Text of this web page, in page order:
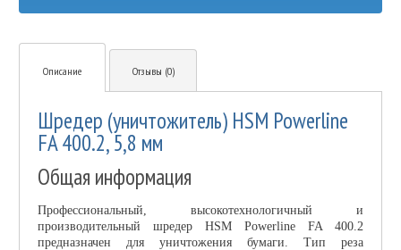
Описание Отзывы (0)
Шредер (уничтожитель) HSM Powerline
FA 400.2, 5,8 мм
Общая информация
Профессиональный, высокотехнологичный и
производительный шредер HSM Powerline FA 400.2
предназначен для уничтожения бумаги. Тип реза